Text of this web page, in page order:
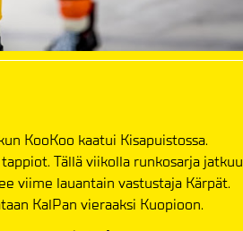
KooKoo kaatui Kisapuistossa.
Tällä viikolla runkosarja jatkuu
viime lauantain vastustaja Kärpät.
KalPan vieraaksi Kuopioon.